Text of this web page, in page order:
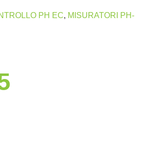
PH EC, MISURATORI PH-